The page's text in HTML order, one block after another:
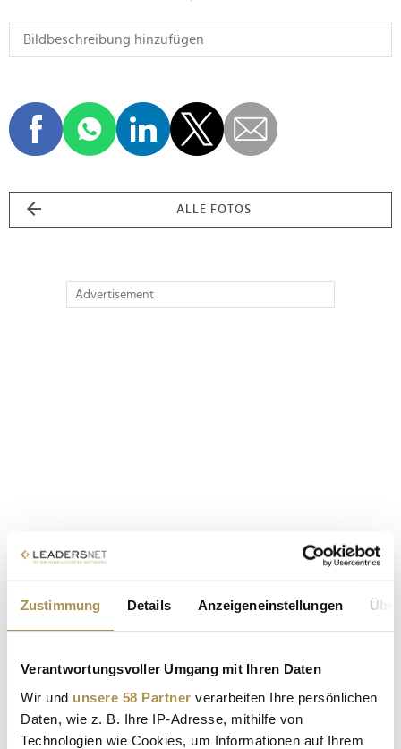
Zustimmung Details Anzeigeneinstellungen
Verantwortungsvoller Umgang mit Ihren Daten
Wir und unsere 58 Partner verarbeiten Ihre persönlichen
Daten, wie z. B. Ihre IP-Adresse, mithilfe von
Technologien wie Cookies, um Informationen auf Ihrem
ALLE FOTOS
Advertisement